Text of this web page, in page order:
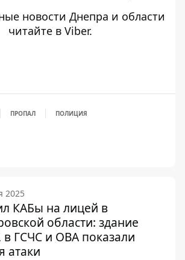
новости Днепра и области
читайте в Viber.
ПРОПАЛ ПОЛИЦИЯ
2025
КАБы на лицей в
области: здание
ГСЧС и ОВА показали
атаки